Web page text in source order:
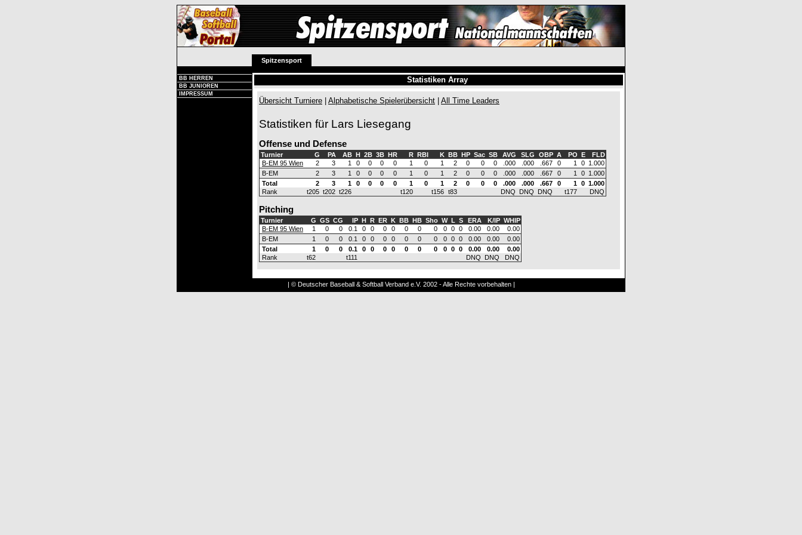
Spitzensport
BB HERREN
BB JUNIOREN
IMPRESSUM
Statistiken Array
Übersicht Turniere Alphabetische Spielerübersicht All Time Leaders
Statistiken für Lars Liesegang
Offense und Defense
Turnier G PA AB H 2B 3B HR R RBI K BB HP Sac SB AVG SLG OBP A PO E
FLD
B-EM 95 Wien
2 3 1 0 0 0 0 1 0 1 2 0 0 0 .000 .000 .667 0 1 0 1.000
B-EM
2 3 1 0 0 0 0 1 0 1 2 0 0 0 .000 .000 .667 0 1 0 1.000
Total
2 3 1 0 0 0 0 1 0 1 2 0 0 0 .000 .000 .667 0 1 0 1.000
Rank
t205 t202 t226 t120 t156 t83 DNQ DNQ DNQ t177 DNQ
Pitching
Turnier G GS CG IP H R ER K BB HB Sho W L S ERA K/IP WHIP
B-EM 95 Wien
1 0 0 0.1 0 0 0 0 0 0 0 0 0 0 0.00 0.00
0.00
B-EM
1 0 0 0.1 0 0 0 0 0 0 0 0 0 0 0.00 0.00
0.00
Total
1 0 0 0.1 0 0 0 0 0 0 0 0 0 0 0.00 0.00
0.00
Rank
t62 t111 DNQ DNQ DNQ
| © Deutscher Baseball & Softball Verband e.V. 2002 - Alle Rechte vorbehalten |